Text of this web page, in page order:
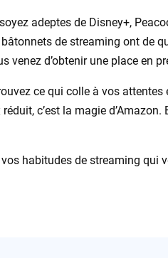
adeptes de Disney+,
de streaming ont de
venez d’obtenir une place en
ce qui colle à vos attentes
c’est la magie
vos habitudes de streaming